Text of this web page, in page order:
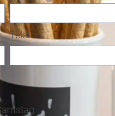
Telefon